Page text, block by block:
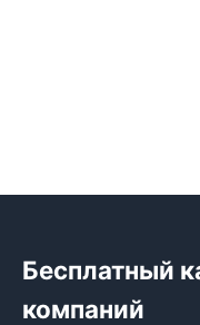
Бесплатный
компаний